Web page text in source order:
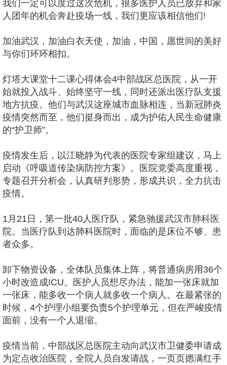
我们一定可以度过这次危机，很多医护人员已放弃和家
人团年的机会奔赴疫场一线，我们更应该相信他们!
加油武汉，加油白衣天使，加油，中国，愿世间的美好
与你们环环相扣。
灯塔大课堂十二课心得体会4中部战区总医院，从一开
始就投入战斗、始终坚守一线，同时还派出医疗队支援
地方抗疫。他们与武汉这座城市血脉相连，当新冠肺炎
疫情突然而至，他们挺身而出，成为护佑人民生命健康
的“护卫师”。
疫情发生后，以江晓静为代表的医院专家组建议，马上
启动《呼吸道传染病防控方案》。医院党委高度重视，
专题召开分析会，认真研判形势，形成共识，全力抗击
疫情。
1月21日，第一批40人医疗队，紧急驰援武汉市肺科医
院。当医疗队到达肺科医院时，面临的是床位不够、患
者众多。
卸下物资设备，全体队员集体上阵，将普通病房用36个
小时改造成ICU。医护人员想尽办法，能加一张床就加
一张床，能多收一个病人就多收一个病人。在最紧张的
时候，4个护理小组要负责5个护理单元，但在严峻疫情
面前，没有一个人退缩。
疫情当前，中部战区总医院主动向武汉市卫健委申请成
为定点收治医院，全院人员自发请战，一页页摁满红手